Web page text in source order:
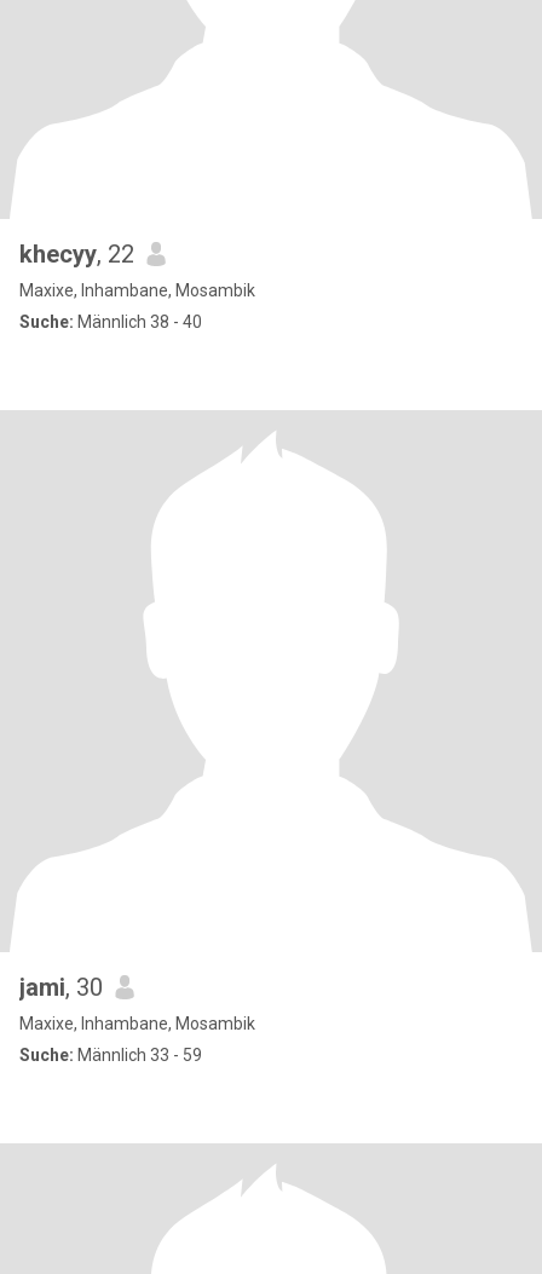
khecyy, 22
Maxixe, Inhambane, Mosambik
Suche: Männlich 38 - 40
jami, 30
Maxixe, Inhambane, Mosambik
Suche: Männlich 33 - 59